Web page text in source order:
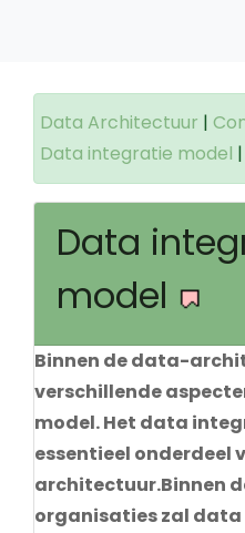
Data Architectuur |
Data integratie model |
Data
model
Binnen de data-
verschillende
model. Het data
essentieel onderdeel
architectuur.Binnen
organisaties zal data